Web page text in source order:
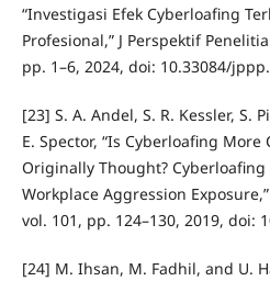
“Investigasi Efek Cyberloafing
Profesional,” J Perspektif
pp. 1–6, 2024, doi: 10.33084/
[23] S. A. Andel, S. R. Kessler, S.
E. Spector, “Is Cyberloafing More
Originally Thought? Cyberloafing
Workplace Aggression
vol. 101, pp. 124–130, 2019, doi:
[24] M. Ihsan, M. Fadhil, and U.